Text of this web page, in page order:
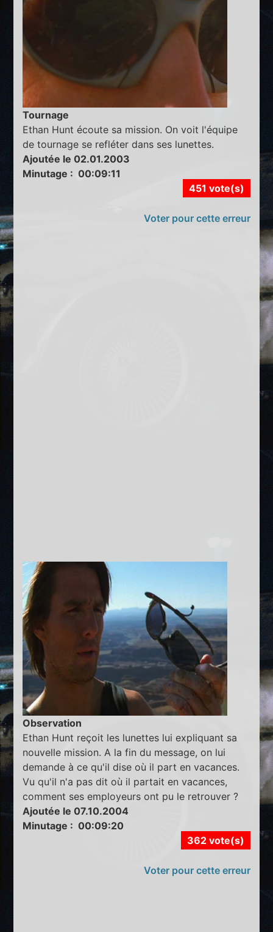
Tournage
Ethan Hunt écoute sa mission. On voit l'équipe
de tournage se refléter dans ses lunettes.
Ajoutée le 02.01.2003
Minutage : 00:09:11
451 vote(s)
Voter pour cette erreur
Observation
Ethan Hunt reçoit les lunettes lui expliquant sa
nouvelle mission. A la fin du message, on lui
demande à ce qu'il dise où il part en vacances.
Vu qu'il n'a pas dit où il partait en vacances,
comment ses employeurs ont pu le retrouver ?
Ajoutée le 07.10.2004
Minutage : 00:09:20
362 vote(s)
Voter pour cette erreur